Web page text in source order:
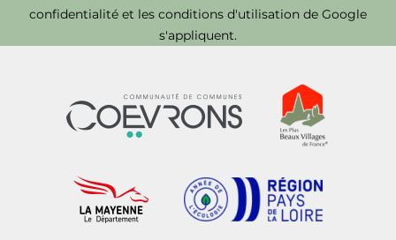
confidentialité et les conditions d'utilisation de Google
s'appliquent.